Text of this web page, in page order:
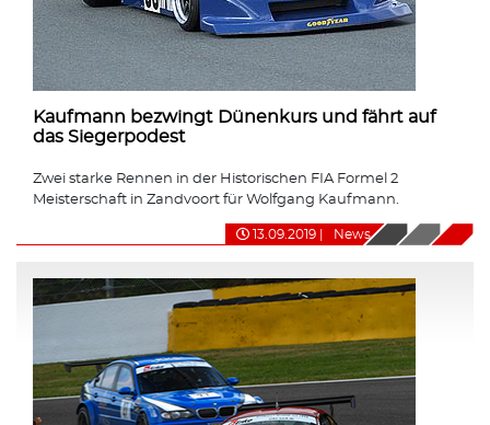
Kaufmann bezwingt Dünenkurs und fährt auf
das Siegerpodest
Zwei starke Rennen in der Historischen FIA Formel 2
Meisterschaft in Zandvoort für Wolfgang Kaufmann.
13.09.2019 News